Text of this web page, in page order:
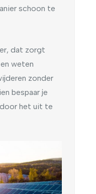
schoon te
dat zorgt
weten
zonder
bespaar je
het uit te